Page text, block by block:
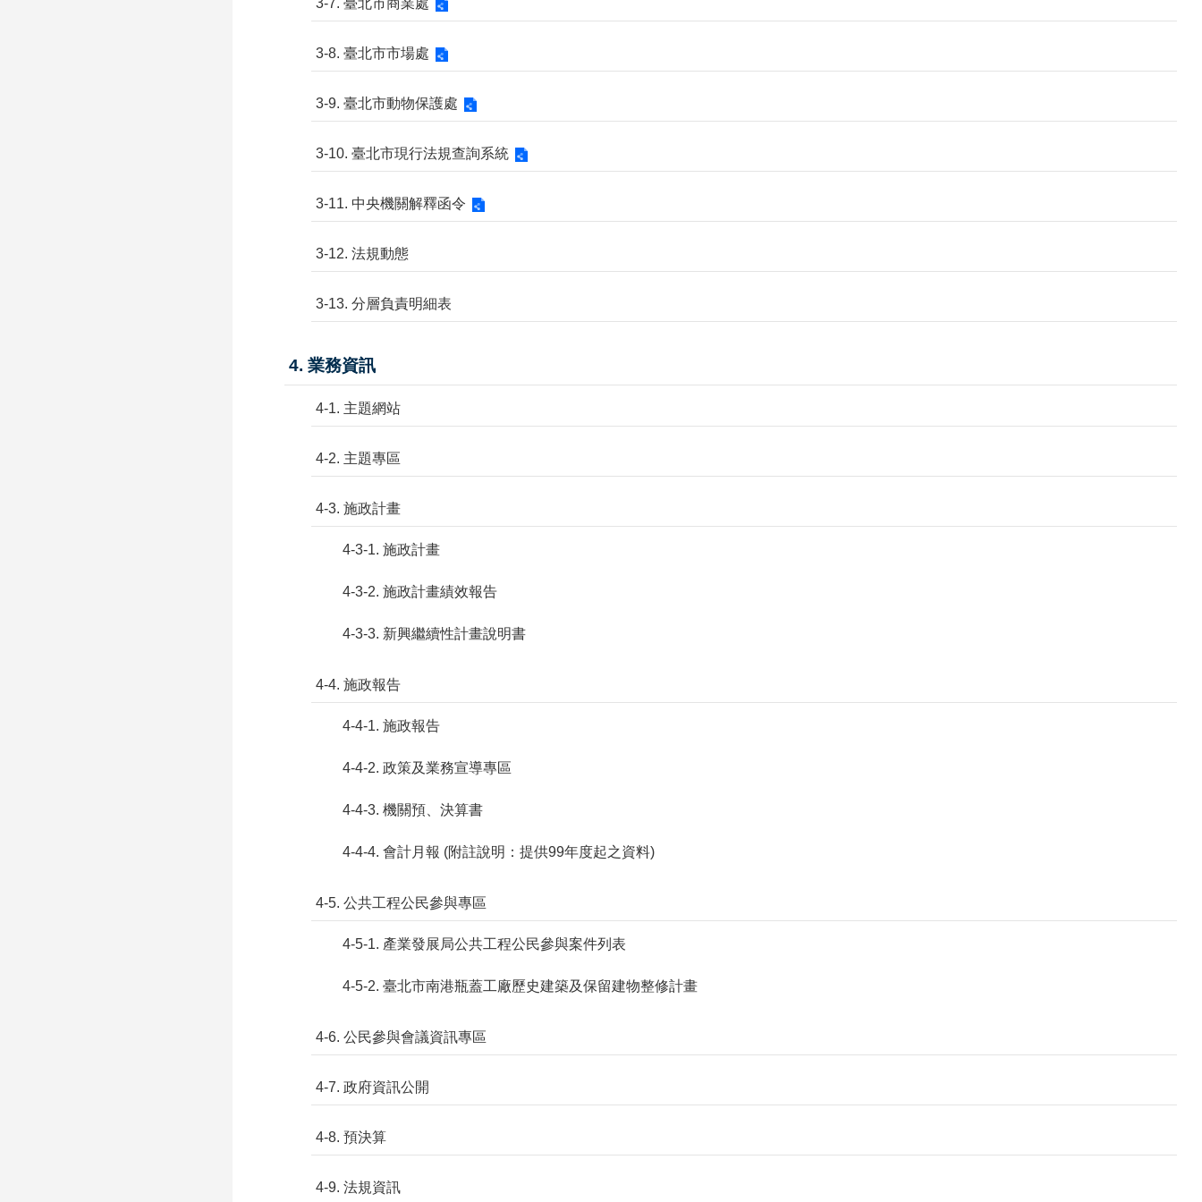
3-7. 臺北市商業處
3-8. 臺北市市場處
3-9. 臺北市動物保護處
3-10. 臺北市現行法規查詢系統
3-11. 中央機關解釋函令
3-12. 法規動態
3-13. 分層負責明細表
4. 業務資訊
4-1. 主題網站
4-2. 主題專區
4-3. 施政計畫
4-3-1. 施政計畫
4-3-2. 施政計畫績效報告
4-3-3. 新興繼續性計畫說明書
4-4. 施政報告
4-4-1. 施政報告
4-4-2. 政策及業務宣導專區
4-4-3. 機關預、決算書
4-4-4. 會計月報 (附註說明：提供99年度起之資料)
4-5. 公共工程公民參與專區
4-5-1. 產業發展局公共工程公民參與案件列表
4-5-2. 臺北市南港瓶蓋工廠歷史建築及保留建物整修計畫
4-6. 公民參與會議資訊專區
4-7. 政府資訊公開
4-8. 預決算
4-9. 法規資訊